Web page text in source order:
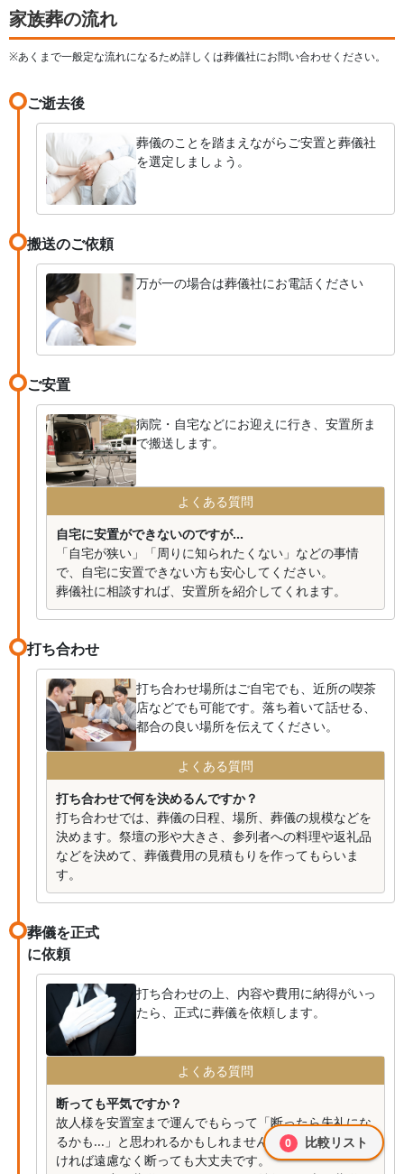
家族葬の流れ
※あくまで一般定な流れになるため詳しくは葬儀社にお問い合わせください。
ご逝去後
葬儀のことを踏まえながらご安置と葬儀社
を選定しましょう。
搬送のご依頼
万が一の場合は葬儀社にお電話ください
ご安置
病院・自宅などにお迎えに行き、安置所ま
で搬送します。
よくある質問
自宅に安置ができないのですが...
「自宅が狭い」「周りに知られたくない」などの事情
で、自宅に安置できない方も安心してください。
葬儀社に相談すれば、安置所を紹介してくれます。
打ち合わせ
打ち合わせ場所はご自宅でも、近所の喫茶
店などでも可能です。落ち着いて話せる、
都合の良い場所を伝えてください。
よくある質問
打ち合わせで何を決めるんですか？
打ち合わせでは、葬儀の日程、場所、葬儀の規模などを
決めます。祭壇の形や大きさ、参列者への料理や返礼品
などを決めて、葬儀費用の見積もりを作ってもらいま
す。
葬儀を正式
に依頼
打ち合わせの上、内容や費用に納得がいっ
たら、正式に葬儀を依頼します。
よくある質問
断っても平気ですか？
故人様を安置室まで運んでもらって「断ったら失礼にな
るかも...」と思われるかもしれませんが、納得がいかな
ければ遠慮なく断っても大丈夫です。
0 比較リスト